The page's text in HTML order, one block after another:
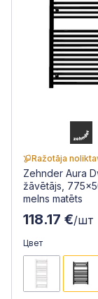
Ražotāja
Zehnder Aura
žāvētājs,
melns matēts
118.17 €/шт
Цвет